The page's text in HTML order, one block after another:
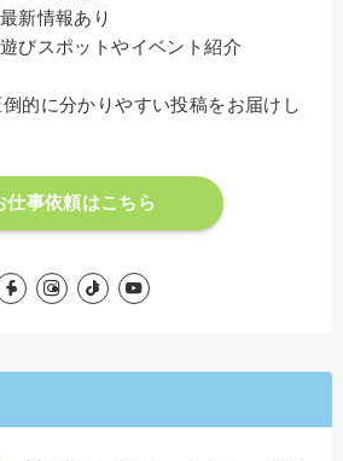
新情報あり
びスポットやイベント紹介
的に分かりやすい投稿をお届けし
仕事依頼はこちら